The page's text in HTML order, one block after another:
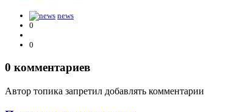
news
0
0
0 комментариев
Автор топика запретил добавлять комментарии